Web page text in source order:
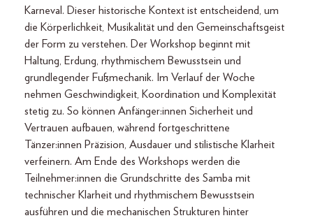
Karneval. Dieser historische Kontext ist entscheidend, um
die Körperlichkeit, Musikalität und den Gemeinschaftsgeist
der Form zu verstehen. Der Workshop beginnt mit
Haltung, Erdung, rhythmischem Bewusstsein und
grundlegender Fußmechanik. Im Verlauf der Woche
nehmen Geschwindigkeit, Koordination und Komplexität
stetig zu. So können Anfänger:innen Sicherheit und
Vertrauen aufbauen, während fortgeschrittene
Tänzer:innen Präzision, Ausdauer und stilistische Klarheit
verfeinern. Am Ende des Workshops werden die
Teilnehmer:innen die Grundschritte des Samba mit
technischer Klarheit und rhythmischem Bewusstsein
ausführen und die mechanischen Strukturen hinter